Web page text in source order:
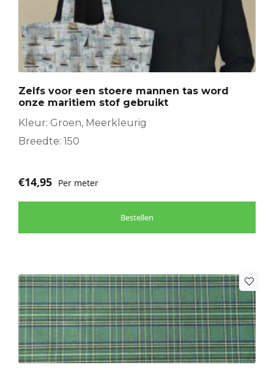
Zelfs voor een stoere mannen tas word
onze maritiem stof gebruikt
Kleur: Groen, Meerkleurig
Breedte: 150
€14,95 Per meter
Bestellen